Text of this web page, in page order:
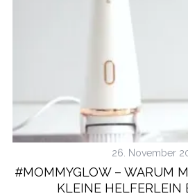
26. November
#MOMMYGLOW – WARUM
KLEINE HELFERLEIN